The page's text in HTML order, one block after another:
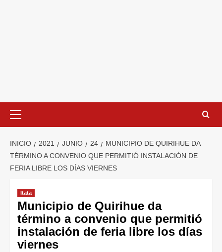
INICIO 2021 JUNIO 24
MUNICIPIO DE QUIRIHUE DA
TÉRMINO A CONVENIO QUE PERMITIÓ INSTALACIÓN DE
FERIA LIBRE LOS DÍAS VIERNES
Itata
Municipio de Quirihue da
término a convenio que permitió
instalación de feria libre los días
viernes